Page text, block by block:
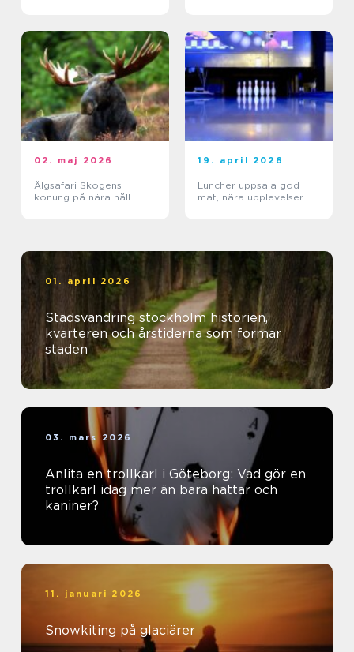
02. maj 2026
Älgsafari Skogens
konung på nära håll
19. april 2026
Luncher uppsala god
mat, nära upplevelser
01. april 2026
Stadsvandring stockholm historien,
kvarteren och årstiderna som formar
staden
03. mars 2026
Anlita en trollkarl i Göteborg: Vad gör en
trollkarl idag mer än bara hattar och
kaniner?
11. januari 2026
Snowkiting på glaciärer